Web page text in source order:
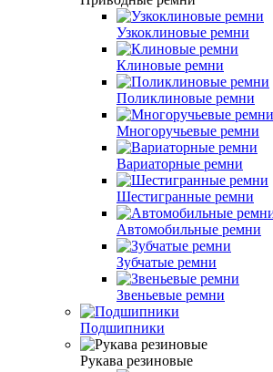
Узкоклиновые ремни
Клиновые ремни
Поликлиновые ремни
Многоручьевые ремни
Вариаторные ремни
Шестигранные ремни
Автомобильные ремни
Зубчатые ремни
Звеньевые ремни
Подшипники
Рукава резиновые